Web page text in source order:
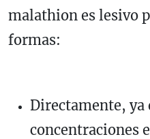
malathion es lesivo
formas:
Directamente, ya
concentraciones